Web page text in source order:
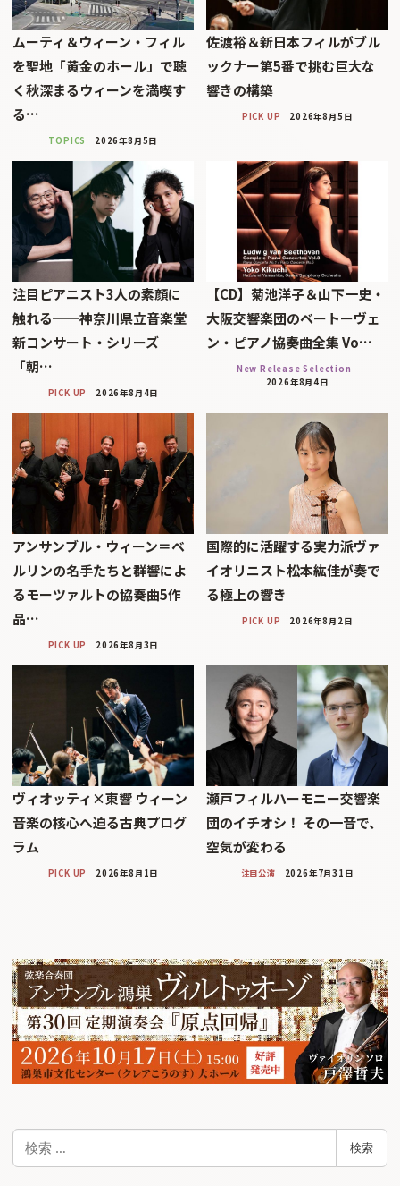
ムーティ＆ウィーン・フィル
を聖地「黄金のホール」で聴
く秋深まるウィーンを満喫す
る…
TOPICS 2026年8月5日
佐渡裕＆新日本フィルがブル
ックナー第5番で挑む巨大な
響きの構築
PICK UP 2026年8月5日
注目ピアニスト3人の素顔に
触れる──神奈川県立音楽堂
新コンサート・シリーズ
「朝…
PICK UP 2026年8月4日
【CD】菊池洋子＆山下一史・
大阪交響楽団のベートーヴェ
ン・ピアノ協奏曲全集 Vo…
New Release Selection
2026年8月4日
アンサンブル・ウィーン＝ベ
ルリンの名手たちと群響によ
るモーツァルトの協奏曲5作
品…
PICK UP 2026年8月3日
国際的に活躍する実力派ヴァ
イオリニスト松本紘佳が奏で
る極上の響き
PICK UP 2026年8月2日
ヴィオッティ×東響 ウィーン
音楽の核心へ迫る古典プログ
ラム
PICK UP 2026年8月1日
瀬戸フィルハーモニー交響楽
団のイチオシ！ その一音で、
空気が変わる
注目公演 2026年7月31日
検
検索